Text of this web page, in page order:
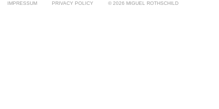
IMPRESSUM PRIVACY POLICY © 2026 MIGUEL ROTHSCHILD